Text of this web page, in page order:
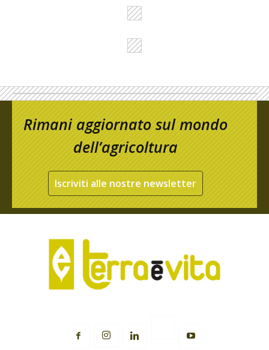
Rimani aggiornato sul mondo
dell’agricoltura
Iscriviti alle nostre newsletter